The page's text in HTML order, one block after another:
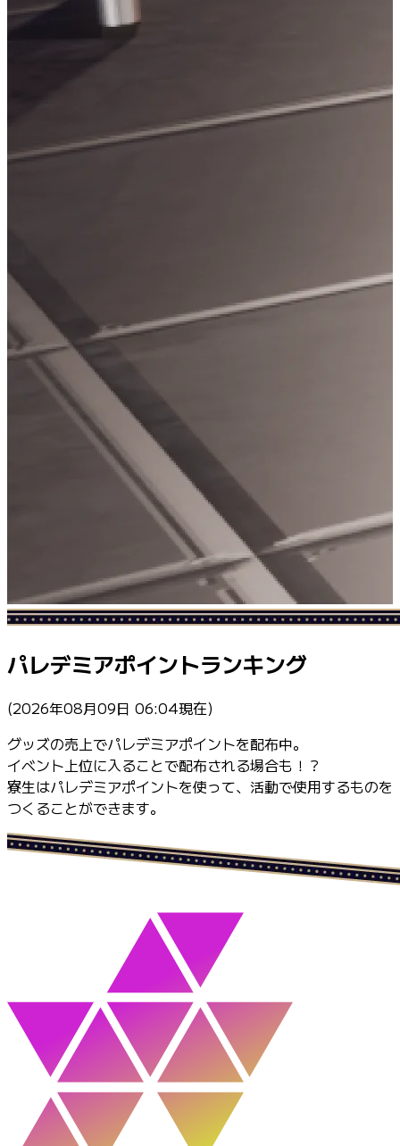
パレデミアポイントランキング
(2026年08月09日 06:04現在)
グッズの売上でパレデミアポイントを配布中。
イベント上位に入ることで配布される場合も！？
寮生はパレデミアポイントを使って、活動で使用するものを
つくることができます。